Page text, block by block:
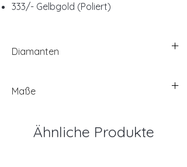
333/- Gelbgold (Poliert)
Diamanten
Maße
Ähnliche Produkte